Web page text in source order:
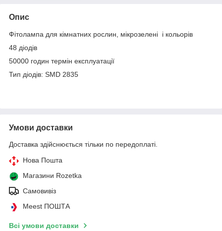
Опис
Фітолампа для кімнатних рослин, мікрозелені і кольорів
48 діодів
50000 годин термін експлуатації
Тип діодів: SMD 2835
Умови доставки
Доставка здійснюється тільки по передоплаті.
Нова Пошта
Магазини Rozetka
Самовивіз
Meest ПОШТА
Всі умови доставки